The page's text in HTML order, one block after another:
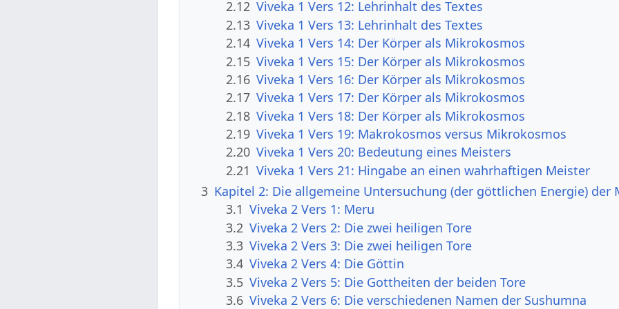
2.12 Viveka 1 Vers 12: Lehrinhalt des Textes
2.13 Viveka 1 Vers 13: Lehrinhalt des Textes
2.14 Viveka 1 Vers 14: Der Körper als Mikrokosmos
2.15 Viveka 1 Vers 15: Der Körper als Mikrokosmos
2.16 Viveka 1 Vers 16: Der Körper als Mikrokosmos
2.17 Viveka 1 Vers 17: Der Körper als Mikrokosmos
2.18 Viveka 1 Vers 18: Der Körper als Mikrokosmos
2.19 Viveka 1 Vers 19: Makrokosmos versus Mikrokosmos
2.20 Viveka 1 Vers 20: Bedeutung eines Meisters
2.21 Viveka 1 Vers 21: Hingabe an einen wahrhaftigen Meister
3 Kapitel 2: Die allgemeine Untersuchung (der göttlichen Energie) der
3.1 Viveka 2 Vers 1: Meru
3.2 Viveka 2 Vers 2: Die zwei heiligen Tore
3.3 Viveka 2 Vers 3: Die zwei heiligen Tore
3.4 Viveka 2 Vers 4: Die Göttin
3.5 Viveka 2 Vers 5: Die Gottheiten der beiden Tore
3.6 Viveka 2 Vers 6: Die verschiedenen Namen der Sushumna